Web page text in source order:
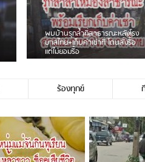
หนุ่มเจียงฮายจ่ม พบถังน้ำดื่มตก
กลางถนน รถเครื่องหลบไม่ทันล้ม
บาดเจ็บ
ร้องทุกข์